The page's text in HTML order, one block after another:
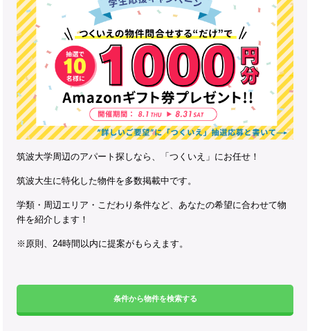
筑波大学周辺のアパート探しなら、「つくいえ」にお任せ！
筑波大生に特化した物件を多数掲載中です。
学類・周辺エリア・こだわり条件など、あなたの希望に合わせて物
件を紹介します！
※原則、24時間以内に提案がもらえます。
条件から物件を検索する